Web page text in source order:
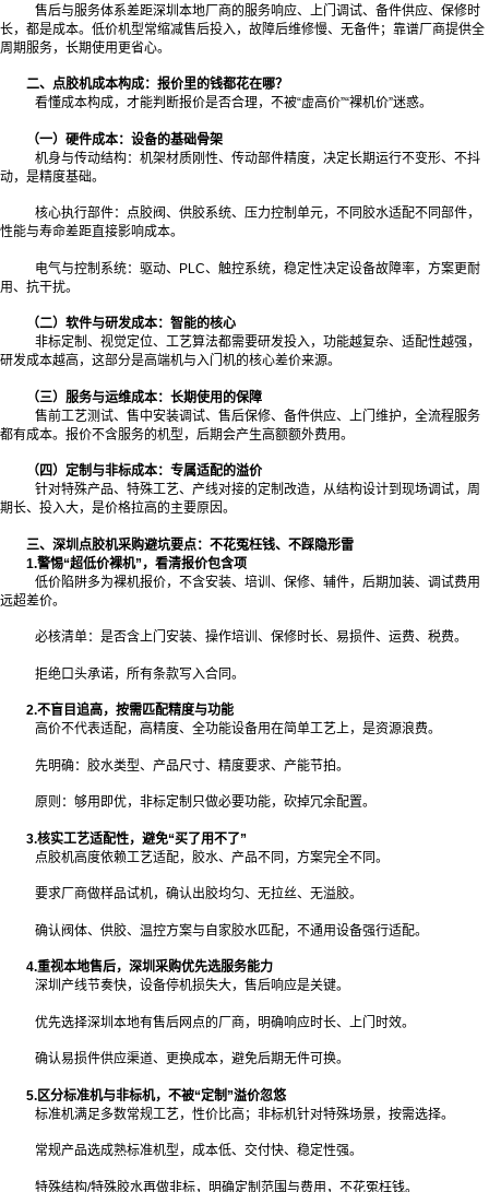
售后与服务体系差距深圳本地厂商的服务响应、上门调试、备件供应、保修时
长，都是成本。低价机型常缩减售后投入，故障后维修慢、无备件；靠谱厂商提供全
周期服务，长期使用更省心。
二、点胶机成本构成：报价里的钱都花在哪？
看懂成本构成，才能判断报价是否合理，不被“虚高价”“裸机价”迷惑。
（一）硬件成本：设备的基础骨架
机身与传动结构：机架材质刚性、传动部件精度，决定长期运行不变形、不抖
动，是精度基础。
核心执行部件：点胶阀、供胶系统、压力控制单元，不同胶水适配不同部件，
性能与寿命差距直接影响成本。
电气与控制系统：驱动、PLC、触控系统，稳定性决定设备故障率，方案更耐
用、抗干扰。
（二）软件与研发成本：智能的核心
非标定制、视觉定位、工艺算法都需要研发投入，功能越复杂、适配性越强，
研发成本越高，这部分是高端机与入门机的核心差价来源。
（三）服务与运维成本：长期使用的保障
售前工艺测试、售中安装调试、售后保修、备件供应、上门维护，全流程服务
都有成本。报价不含服务的机型，后期会产生高额额外费用。
（四）定制与非标成本：专属适配的溢价
针对特殊产品、特殊工艺、产线对接的定制改造，从结构设计到现场调试，周
期长、投入大，是价格拉高的主要原因。
三、深圳点胶机采购避坑要点：不花冤枉钱、不踩隐形雷
1.警惕“超低价裸机”，看清报价包含项
低价陷阱多为裸机报价，不含安装、培训、保修、辅件，后期加装、调试费用
远超差价。
必核清单：是否含上门安装、操作培训、保修时长、易损件、运费、税费。
拒绝口头承诺，所有条款写入合同。
2.不盲目追高，按需匹配精度与功能
高价不代表适配，高精度、全功能设备用在简单工艺上，是资源浪费。
先明确：胶水类型、产品尺寸、精度要求、产能节拍。
原则：够用即优，非标定制只做必要功能，砍掉冗余配置。
3.核实工艺适配性，避免“买了用不了”
点胶机高度依赖工艺适配，胶水、产品不同，方案完全不同。
要求厂商做样品试机，确认出胶均匀、无拉丝、无溢胶。
确认阀体、供胶、温控方案与自家胶水匹配，不通用设备强行适配。
4.重视本地售后，深圳采购优先选服务能力
深圳产线节奏快，设备停机损失大，售后响应是关键。
优先选择深圳本地有售后网点的厂商，明确响应时长、上门时效。
确认易损件供应渠道、更换成本，避免后期无件可换。
5.区分标准机与非标机，不被“定制”溢价忽悠
标准机满足多数常规工艺，性价比高；非标机针对特殊场景，按需选择。
常规产品选成熟标准机型，成本低、交付快、稳定性强。
特殊结构/特殊胶水再做非标，明确定制范围与费用，不花冤枉钱。